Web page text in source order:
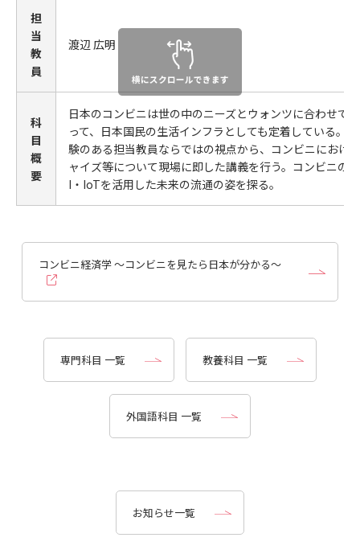
担
当
教
員
渡辺 広明
科
目
概
要
日本のコンビニは世の中のニーズとウォンツに合わせて
って、日本国民の生活インフラとしても定着している。
験のある担当教員ならではの視点から、コンビニにおけ
ャイズ等について現場に即した講義を行う。コンビニの
I・IoTを活用した未来の流通の姿を探る。
コンビニ経済学 ～コンビニを見たら日本が分かる～
専門科目 一覧 教養科目 一覧
外国語科目 一覧
お知らせ一覧